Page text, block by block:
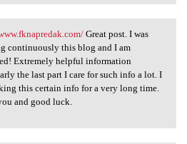
Great post. I was
continuously this blog and I am
Extremely helpful information
the last part I care for such info a lot. I
this certain info for a very long time.
and good luck.